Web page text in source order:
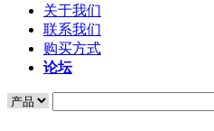
关于我们
联系我们
购买方式
论坛